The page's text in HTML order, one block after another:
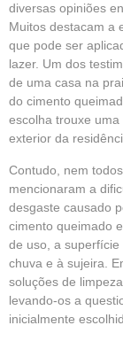
diversas opiniões
Muitos destacam a
que pode ser
lazer. Um dos
de uma casa na
do cimento
escolha trouxe
exterior da
Contudo, nem
mencionaram a
desgaste causado
cimento queimado
de uso, a
chuva e à sujeira.
soluções de
levando-os a
inicialmente